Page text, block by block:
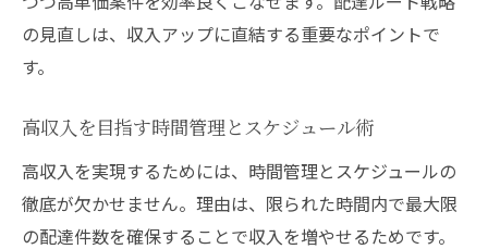
の見直しは、収入アップに直結する重要なポイントで
す。
高収入を目指す時間管理とスケジュール術
高収入を実現するためには、時間管理とスケジュールの
徹底が欠かせません。理由は、限られた時間内で最大限
の配達件数を確保することで収入を増やせるためです。